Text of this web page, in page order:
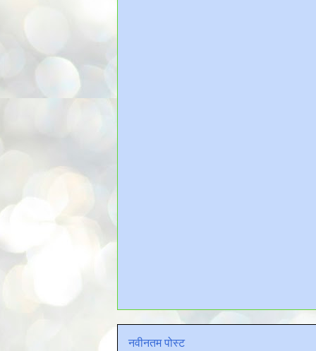
नवीनतम पोस्ट